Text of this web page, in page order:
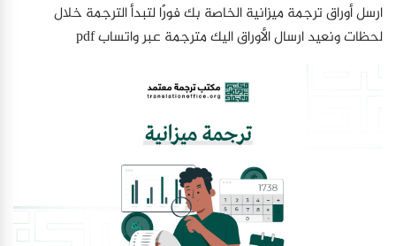
ارسل أوراق ترجمة ميزانية الخاصة بك فورًا لتبدأ الترجمة خلال
لحظات ونعيد ارسال الأوراق اليك مترجمة عبر واتساب pdf